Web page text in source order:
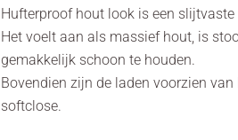
Hufterproof hout look is een
Het voelt aan als massief hout, is
gemakkelijk schoon te houden.
Bovendien zijn de laden voorzien
softclose.